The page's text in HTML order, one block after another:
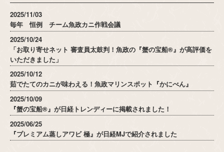
2025/11/03
毎年 恒例 チーム魚政カニ作戦会議
2025/10/24
「お取り寄せネット 審査員太鼓判！魚政の『蟹の宝船®』が高評価を
いただきました」
2025/10/12
茹でたてのカニが味わえる！魚政マリンスポット『かにべん』
2025/10/09
『蟹の宝船®』が日経トレンディーに掲載されました！
2025/06/25
『プレミアム蒸しアワビ 極』が日経MJで紹介されました